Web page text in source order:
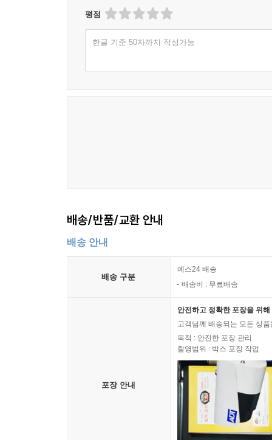
평점
한글 기준 50자까지 작성가능
배송/반품/교환 안내
배송 안내
배송 구분
예스24 배송
배송비 : 무료배송
포장 안내
안전하고 정확한 포장을 위
고객님께 배송되는 모든 상
목적 : 안전한 포장 관리
촬영범위 : 박스 포장 작업